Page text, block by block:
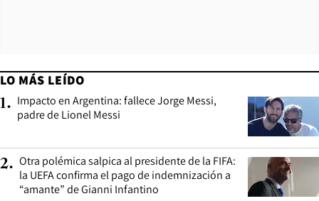
LO MÁS LEÍDO
1. Impacto en Argentina: fallece Jorge Messi,
padre de Lionel Messi
2. Otra polémica salpica al presidente de la FIFA:
la UEFA confirma el pago de indemnización a
“amante” de Gianni Infantino